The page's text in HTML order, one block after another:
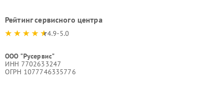
Рейтинг сервисного центра
4.9-5.0
ООО "Русервис"
ИНН 7702633247
ОГРН 1077746335776